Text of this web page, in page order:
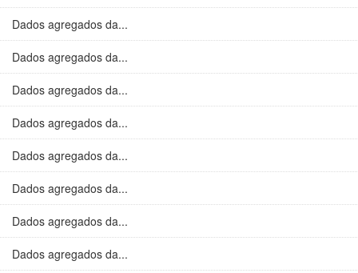
Dados agregados da...
Dados agregados da...
Dados agregados da...
Dados agregados da...
Dados agregados da...
Dados agregados da...
Dados agregados da...
Dados agregados da...